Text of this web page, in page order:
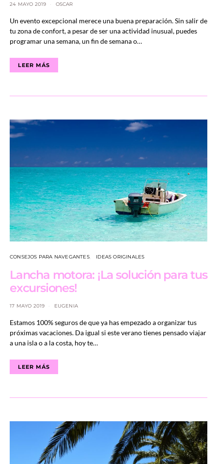
24 MAYO 2019 OSCAR
Un evento excepcional merece una buena preparación. Sin salir de
tu zona de confort, a pesar de ser una actividad inusual, puedes
programar una semana, un fin de semana o…
LEER MÁS
CONSEJOS PARA NAVEGANTES IDEAS ORIGINALES
Lancha motora: ¡La solución para tus
excursiones!
17 MAYO 2019 EUGENIA
Estamos 100% seguros de que ya has empezado a organizar tus
próximas vacaciones. Da igual si este verano tienes pensado viajar
a una isla o a la costa, hoy te…
LEER MÁS